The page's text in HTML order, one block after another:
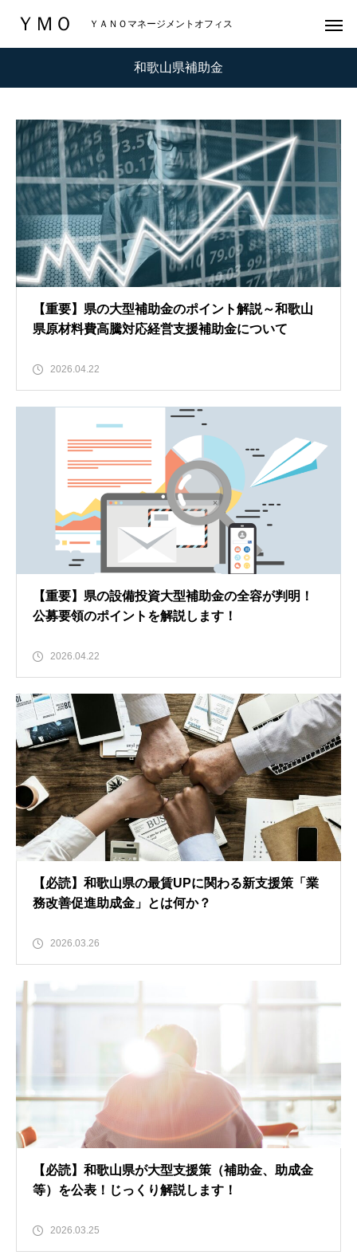
ＹＭＯ ＹＡＮＯマネージメントオフィス
和歌山県補助金
【重要】県の大型補助金のポイント解説～和歌山
県原材料費高騰対応経営支援補助金について
2026.04.22
【重要】県の設備投資大型補助金の全容が判明！
公募要領のポイントを解説します！
2026.04.22
【必読】和歌山県の最賃UPに関わる新支援策「業
務改善促進助成金」とは何か？
2026.03.26
【必読】和歌山県が大型支援策（補助金、助成金
等）を公表！じっくり解説します！
2026.03.25